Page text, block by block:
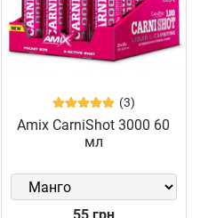
(3)
Amix CarniShot 3000 60
мл